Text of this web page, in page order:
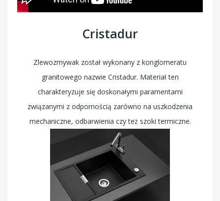
Cristadur
Zlewozmywak został wykonany z konglomeratu
granitowego nazwie Cristadur. Materiał ten
charakteryzuje się doskonałymi paramentami
związanymi z odpornością zarówno na uszkodzenia
mechaniczne, odbarwienia czy też szoki termiczne.